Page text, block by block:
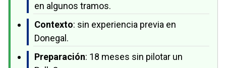
en algunos tramos.
Contexto: sin experiencia previa en
Donegal.
Preparación: 18 meses sin pilotar un